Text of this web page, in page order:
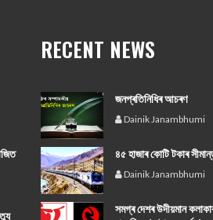
RECENT NEWS
জনপ্ৰতিনিধিৰ আচৰণ
Dainik Janambhumi
৪৫ হাজাৰ কোটি টকাৰ
Dainik Janambhumi
সমগ্ৰ দেশৰ উদীয়মান